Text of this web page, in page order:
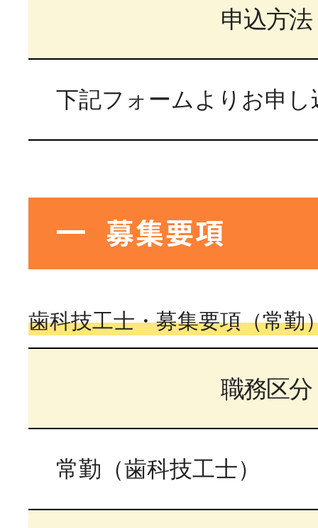
申込方法
下記フォームよりお申
募集要項
歯科技工士・募集要項（常勤
職務区分
常勤（歯科技工士）